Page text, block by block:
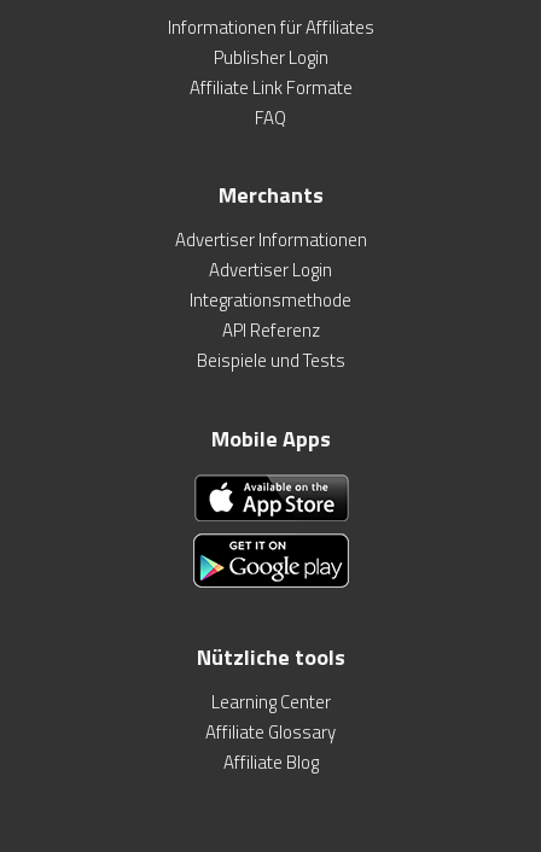
Informationen für Affiliates
Publisher Login
Affiliate Link Formate
FAQ
Merchants
Advertiser Informationen
Advertiser Login
Integrationsmethode
API Referenz
Beispiele und Tests
Mobile Apps
Nützliche tools
Learning Center
Affiliate Glossary
Affiliate Blog